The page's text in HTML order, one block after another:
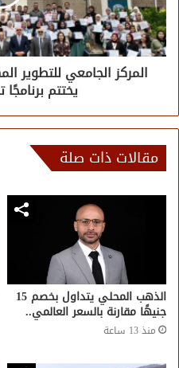
المركز الجامعي للتطوير
يختتم
مقالات ذات صلة
الذهب المحلي يتداول بخصم 15
جنيهًا مقارنة بالسعر العالمي..
منذ 13 ساعة